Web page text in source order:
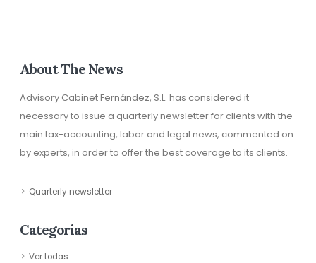
About The News
Advisory Cabinet Fernández, S.L. has considered it
necessary to issue a quarterly newsletter for clients with the
main tax-accounting, labor and legal news, commented on
by experts, in order to offer the best coverage to its clients.
Quarterly newsletter
Categorias
Ver todas